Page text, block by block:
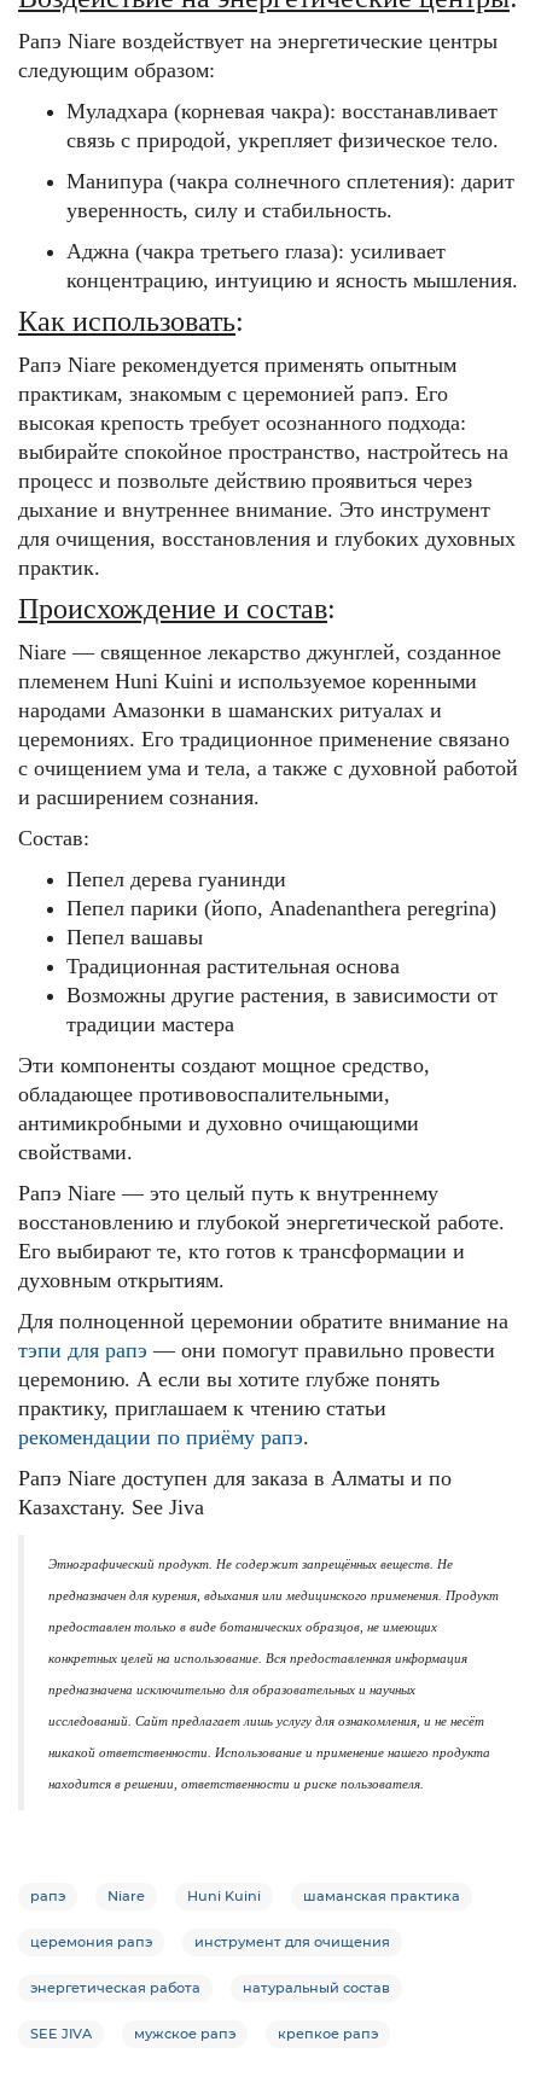
Рапэ Niare воздействует на энергетические центры
следующим образом:
Муладхара (корневая чакра): восстанавливает
связь с природой, укрепляет физическое тело.
Манипура (чакра солнечного сплетения): дарит
уверенность, силу и стабильность.
Аджна (чакра третьего глаза): усиливает
концентрацию, интуицию и ясность мышления.
Как использовать:
Рапэ Niare рекомендуется применять опытным
практикам, знакомым с церемонией рапэ. Его
высокая крепость требует осознанного подхода:
выбирайте спокойное пространство, настройтесь на
процесс и позвольте действию проявиться через
дыхание и внутреннее внимание. Это инструмент
для очищения, восстановления и глубоких духовных
практик.
Происхождение и состав:
Niare — священное лекарство джунглей, созданное
племенем Huni Kuini и используемое коренными
народами Амазонки в шаманских ритуалах и
церемониях. Его традиционное применение связано
с очищением ума и тела, а также с духовной работой
и расширением сознания.
Состав:
Пепел дерева гуанинди
Пепел парики (йопо, Anadenanthera peregrina)
Пепел вашавы
Традиционная растительная основа
Возможны другие растения, в зависимости от
традиции мастера
Эти компоненты создают мощное средство,
обладающее противовоспалительными,
антимикробными и духовно очищающими
свойствами.
Рапэ Niare — это целый путь к внутреннему
восстановлению и глубокой энергетической работе.
Его выбирают те, кто готов к трансформации и
духовным открытиям.
Для полноценной церемонии обратите внимание на
тэпи для рапэ — они помогут правильно провести
церемонию. А если вы хотите глубже понять
практику, приглашаем к чтению статьи
рекомендации по приёму рапэ.
Рапэ Niare доступен для заказа в Алматы и по
Казахстану. See Jiva
Этнографический продукт. Не содержит запрещённых веществ. Не
предназначен для курения, вдыхания или медицинского применения. Продукт
предоставлен только в виде ботанических образцов, не имеющих
конкретных целей на использование. Вся предоставленная информация
предназначена исключительно для образовательных и научных
исследований. Сайт предлагает лишь услугу для ознакомления, и не несёт
никакой ответственности. Использование и применение нашего продукта
находится в решении, ответственности и риске пользователя.
рапэ Niare Huni Kuini шаманская практика
церемония рапэ инструмент для очищения
энергетическая работа натуральный состав
SEE JIVA мужское рапэ крепкое рапэ